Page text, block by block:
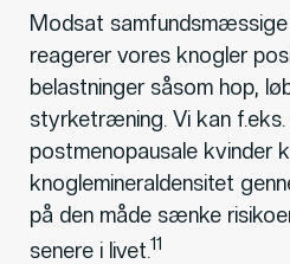
Modsat
reagerer vores knogler
belastninger såsom hop,
styrketræning. Vi kan f.eks.
postmenopausale kvinder
knoglemineraldensitet
på den måde sænke
senere i livet.11